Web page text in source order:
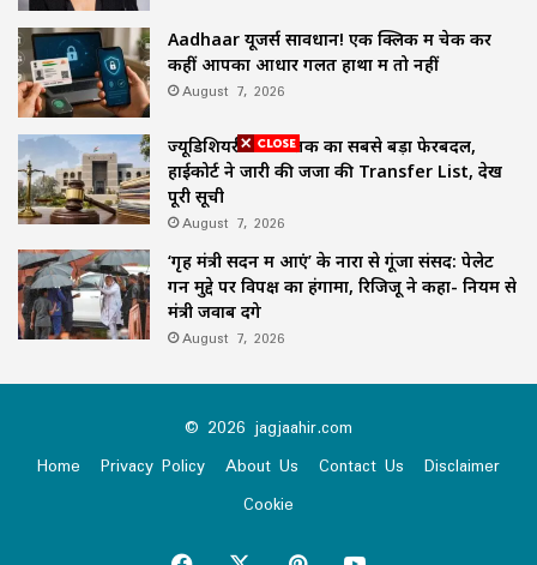
Aadhaar यूजर्स सावधान! एक क्लिक में चेक करें
कहीं आपका आधार गलत हाथों में तो नहीं
August 7, 2026
ज्यूडिशियरी में अब तक का सबसे बड़ा फेरबदल,
हाईकोर्ट ने जारी की जजों की Transfer List, देखें
पूरी सूची
August 7, 2026
‘गृह मंत्री सदन में आएं’ के नारों से गूंजा संसद: पेलेट
गन मुद्दे पर विपक्ष का हंगामा, रिजिजू ने कहा- नियम से
मंत्री जवाब देंगे
August 7, 2026
© 2026 jagjaahir.com
Home
Privacy Policy About Us Contact Us
Disclaimer
Cookie